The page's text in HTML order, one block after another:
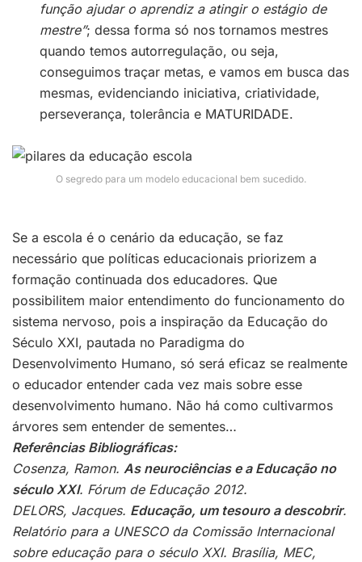
função ajudar o aprendiz a atingir o estágio de
mestre”; dessa forma só nos tornamos mestres
quando temos autorregulação, ou seja,
conseguimos traçar metas, e vamos em busca das
mesmas, evidenciando iniciativa, criatividade,
perseverança, tolerância e MATURIDADE.
O segredo para um modelo educacional bem sucedido.
Se a escola é o cenário da educação, se faz
necessário que políticas educacionais priorizem a
formação continuada dos educadores. Que
possibilitem maior entendimento do funcionamento do
sistema nervoso, pois a inspiração da Educação do
Século XXI, pautada no Paradigma do
Desenvolvimento Humano, só será eficaz se realmente
o educador entender cada vez mais sobre esse
desenvolvimento humano. Não há como cultivarmos
árvores sem entender de sementes…
Referências Bibliográficas:
Cosenza, Ramon. As neurociências e a Educação no
século XXI. Fórum de Educação 2012.
DELORS, Jacques. Educação, um tesouro a descobrir.
Relatório para a UNESCO da Comissão Internacional
sobre educação para o século XXI. Brasília, MEC,